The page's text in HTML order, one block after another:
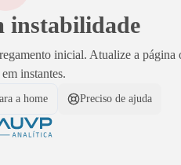
instabilidade
inicial. Atualize a página
instantes.
a home Preciso de ajuda